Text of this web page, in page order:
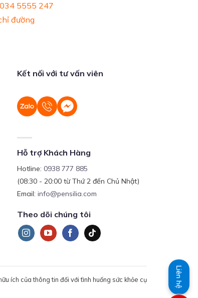
034 5555 247
đường
Kết nối với tư vấn viên
Hỗ trợ Khách Hàng
Hotline:0938 777 885
(08:30 - 20:00 từ Thứ 2 đến Chủ Nhật)
Email:info@pensilia.com
Theo dõi chúng tôi
ích của thông tin đối với tình huống sức khỏe cụ
Liên hệ